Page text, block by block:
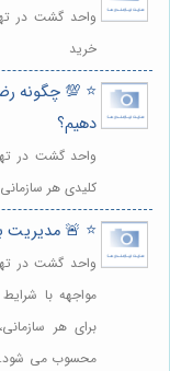
واحد گشت در
خرید
⭐️ 💯 چگونه
دهیم؟
واحد گشت در
کلیدی هر
⭐️ 🚨 مدیریت
واحد گشت در
مواجهه با
برای هر
محسوب می شود.